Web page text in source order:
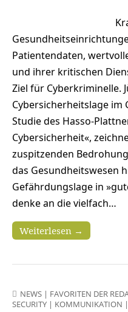
Patientendaten,
und ihrer kritischen
Ziel für Cyberkriminelle.
Cybersicherheitslage im
Studie des Hasso-
Cybersicherheit«,
zuspitzenden
das Gesundheitswesen
Gefährdungslage in
denke an die vielfach…
Weiterlesen →
NEWS | FAVORITEN DER
SECURITY | KOMMUNIKATION |